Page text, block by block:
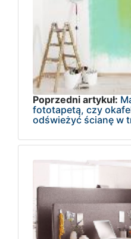
Poprzedni artykuł:
fototapetą, czy
odświeżyć ścianę w